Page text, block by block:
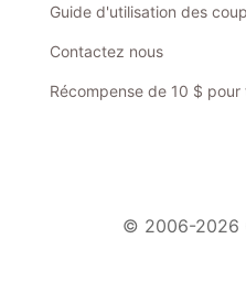
Guide d'utilisation des
Contactez nous
Récompense de 10 $
© 2006-2026